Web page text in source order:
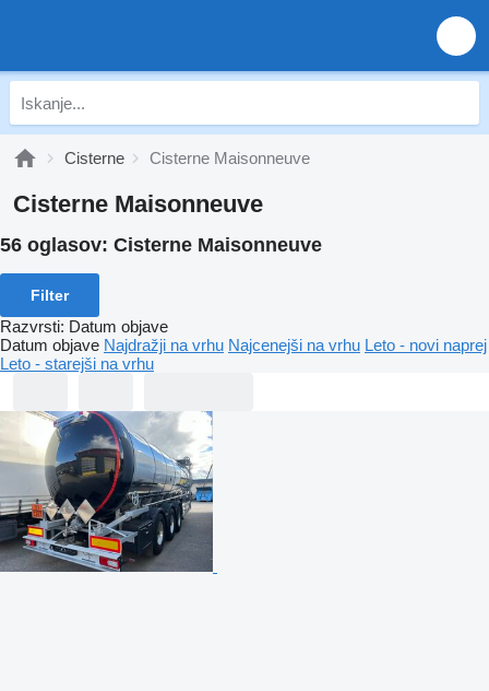
Cisterne Cisterne Maisonneuve
Cisterne Maisonneuve
56 oglasov: Cisterne Maisonneuve
Filter
Razvrsti: Datum objave
Datum objave Najdražji na vrhu Najcenejši na vrhu Leto - novi naprej
Leto - starejši na vrhu